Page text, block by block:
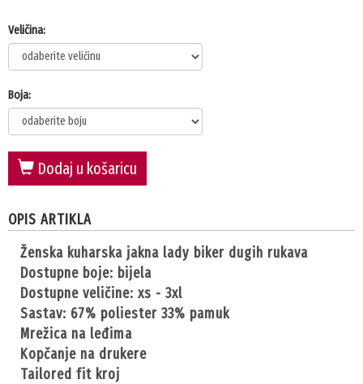
Veličina:
Boja:
Dodaj u košaricu
OPIS ARTIKLA
ženska kuharska jakna lady biker dugih rukava
dostupne boje: bijela
dostupne veličine: xs - 3xl
sastav: 67% poliester 33% pamuk
mrežica na leđima
kopčanje na drukere
tailored fit kroj